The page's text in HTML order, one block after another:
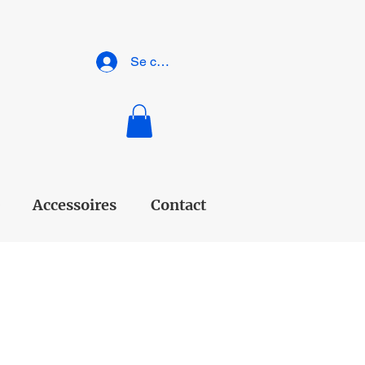
Se connecter
Accessoires Contact